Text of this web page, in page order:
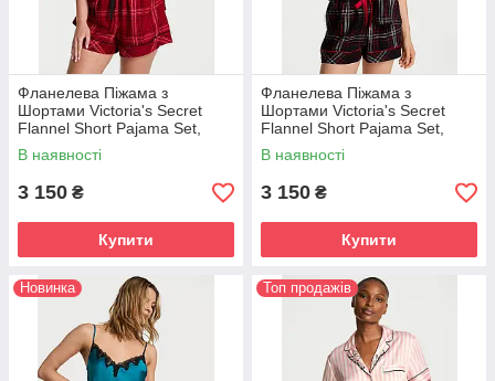
Фланелева Піжама з
Шортами Victoria's Secret
Flannel Short Pajama Set,
Червона в клітку
В наявності
3 150 ₴
Купити
Фланелева Піжама з
Шортами Victoria's Secret
Flannel Short Pajama Set,
Чорна в клітку
В наявності
3 150 ₴
Купити
Новинка Топ продажів